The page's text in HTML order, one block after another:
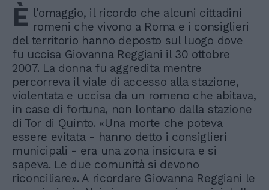
È l'omaggio, il ricordo che alcuni cittadini
romeni che vivono a Roma e i consiglieri
del territorio hanno deposto sul luogo dove
fu uccisa Giovanna Reggiani il 30 ottobre
2007. La donna fu aggredita mentre
percorreva il viale di accesso alla stazione,
violentata e uccisa da un romeno che abitava,
in case di fortuna, non lontano dalla stazione
di Tor di Quinto. «Una morte che poteva
essere evitata - hanno detto i consiglieri
municipali - era una zona insicura e si
sapeva. Le due comunità si devono
riconciliare». A ricordare Giovanna Reggiani le